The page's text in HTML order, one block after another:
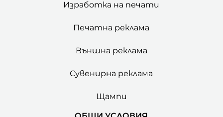
Изработка на печати
Печатна реклама
Външна реклама
Сувенирна реклама
Щампи